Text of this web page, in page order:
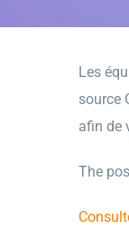
Les
source
afin de
The